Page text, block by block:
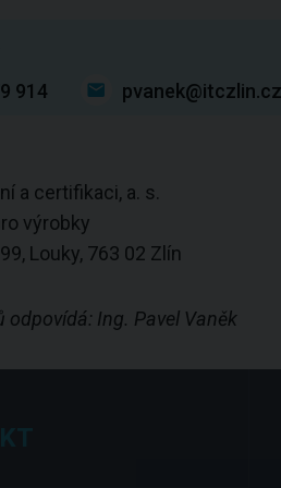
914 pvanek@itczlin.cz
a certifikaci, a. s.
výrobky
Louky, 763 02 Zlín
Ing. Pavel Vaněk